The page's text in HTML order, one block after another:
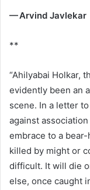
— Arvind Javlekar
**
“Ahilyabai Holkar,
evidently been an
scene. In a letter
against
embrace to a
killed by might or
difficult. It will die
else, once caught